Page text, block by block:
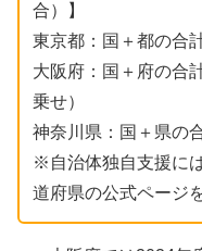
合）】
東京都：国＋都の合
大阪府：国＋府の合
乗せ）
神奈川県：国＋県の
※自治体独自支援に
道府県の公式ページ